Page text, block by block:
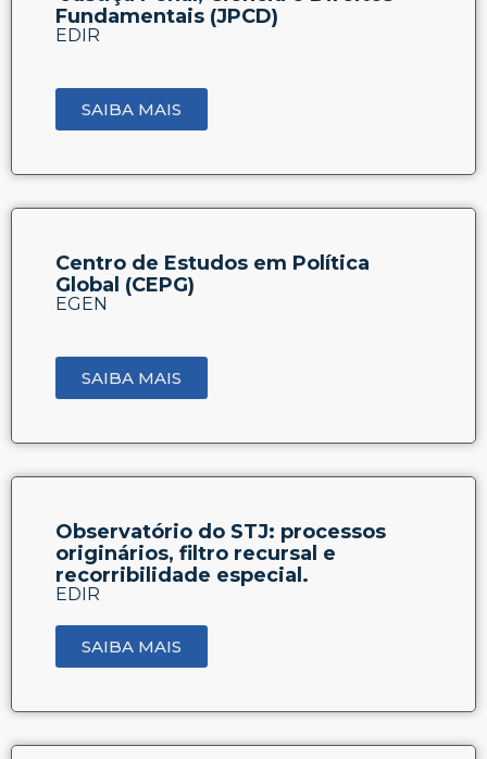
Fundamentais (JPCD)
EDIR
SAIBA MAIS
Centro de Estudos em Política
Global (CEPG)
EGEN
SAIBA MAIS
Observatório do STJ: processos
originários, filtro recursal e
recorribilidade especial.
EDIR
SAIBA MAIS